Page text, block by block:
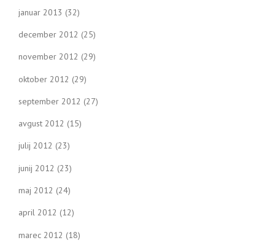
januar 2013 (32)
december 2012 (25)
november 2012 (29)
oktober 2012 (29)
september 2012 (27)
avgust 2012 (15)
julij 2012 (23)
junij 2012 (23)
maj 2012 (24)
april 2012 (12)
marec 2012 (18)